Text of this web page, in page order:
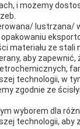
i możemy
materiału ze
aby
technologii, w
zgodnie ze
wyborem dla
technologii,